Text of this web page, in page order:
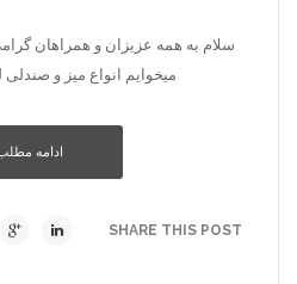
سلام به همه عزیزان و همراهان
میخوایم انواع میز و
ادامه
SHARE THIS POST